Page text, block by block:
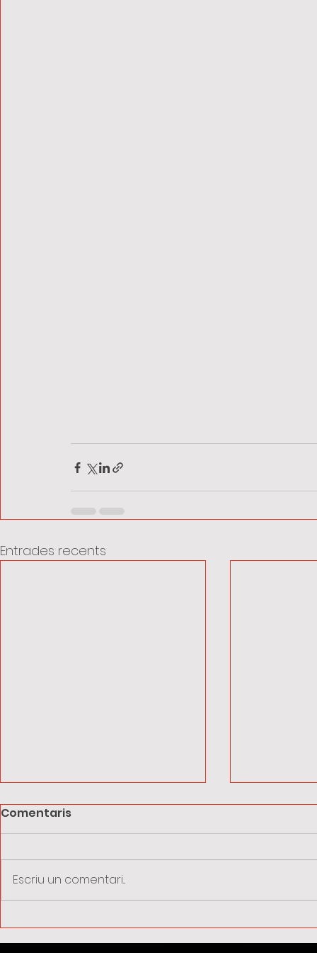
Entrades recents
Vacances d'estiu:
recorda sol·licitar els
La taxa
passa a
Comentaris
Escriu un comentari...